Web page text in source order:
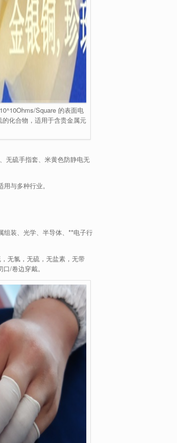
Square 的表面电
化合物，适用于含贵金属元
无硫手指套、米黄色防静电无
与多种行业。
组装、光学、半导体、**电子行
无氯，无硫，无盐素，无带
/卷边穿戴。